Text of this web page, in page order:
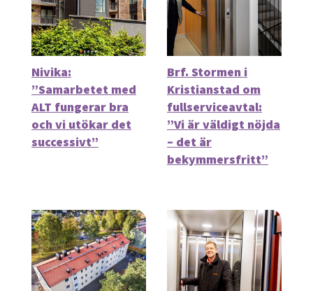
Nivika:
”Samarbetet med
ALT fungerar bra
och vi utökar det
successivt”
Brf. Stormen i
Kristianstad om
fullserviceavtal:
”Vi är väldigt nöjda
– det är
bekymmersfritt”